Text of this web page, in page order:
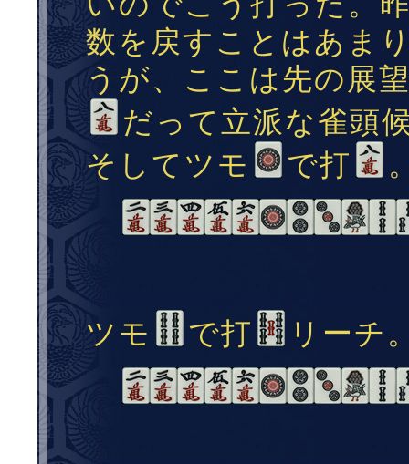
数を戻すことはあま
うが、ここは先の展
だって立派な雀頭
そしてツモ
で打
ツモ で打 リーチ